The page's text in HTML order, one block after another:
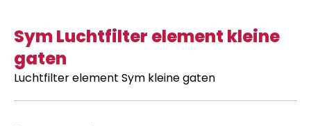
Sym Luchtfilter element kleine
gaten
Luchtfilter element Sym kleine gaten